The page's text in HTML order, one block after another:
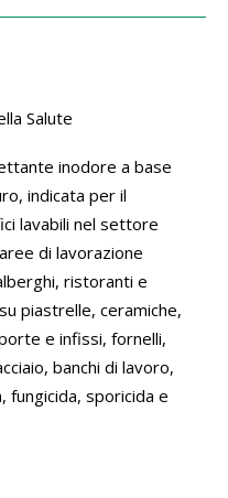
Salute
inodore a base
indicata per il
lavabili nel settore
di lavorazione
ristoranti e
piastrelle, ceramiche,
e infissi, fornelli,
banchi di lavoro,
sporicida e